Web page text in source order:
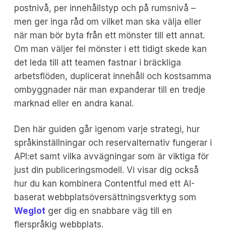
postnivå, per innehållstyp och på rumsnivå –
men ger inga råd om vilket man ska välja eller
när man bör byta från ett mönster till ett annat.
Om man väljer fel mönster i ett tidigt skede kan
det leda till att teamen fastnar i bräckliga
arbetsflöden, duplicerat innehåll och kostsamma
ombyggnader när man expanderar till en tredje
marknad eller en andra kanal.
Den här guiden går igenom varje strategi, hur
språkinställningar och reservalternativ fungerar i
API:et samt vilka avvägningar som är viktiga för
just din publiceringsmodell. Vi visar dig också
hur du kan kombinera Contentful med ett AI-
baserat webbplatsöversättningsverktyg som
Weglot ger dig en snabbare väg till en
flerspråkig webbplats.